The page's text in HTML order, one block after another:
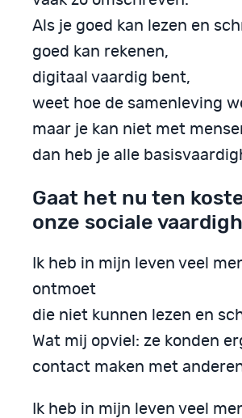
Als je goed kan lezen en
goed kan rekenen,
digitaal vaardig bent,
weet hoe de samenleving
maar je kan niet met
dan heb je alle
Gaat het nu ten
onze sociale
Ik heb in mijn leven veel
ontmoet
die niet kunnen lezen en
Wat mij opviel: ze konden
contact maken met
Ik heb in mijn leven veel